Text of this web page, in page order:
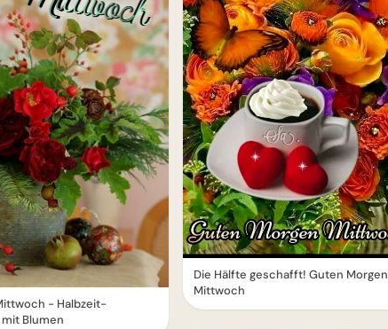
- Halbzeit-
Blumen
Die Hälfte geschafft! Guten Morgen
Mittwoch